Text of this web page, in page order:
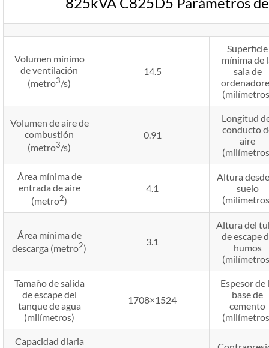
Volumen mínimo
de ventilación
(metro3/s)
14.5
Superficie
mínima de
sala de
Volumen de aire de
combustión
(metro3/s)
0.91
Longitud
conducto
aire
Área mínima de
entrada de aire
(metro2)
4.1
Altura
suelo
Área mínima de
descarga (metro2)
3.1
Altura del
de escape
humos
Tamaño de salida
de escape del
tanque de agua
(milímetros)
1708×1524
Espesor de
base de
cemento
Capacidad diaria